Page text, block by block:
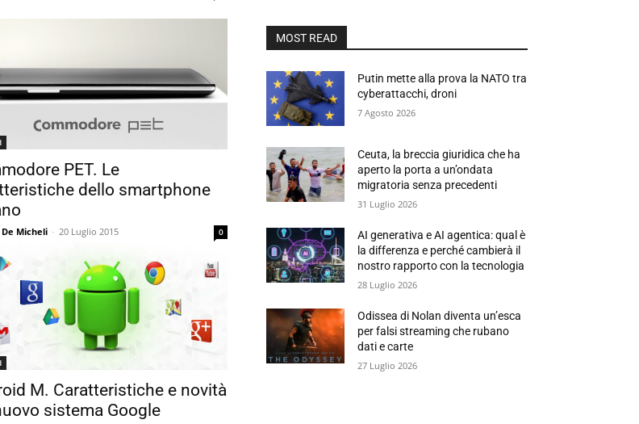
PET. Le
dello smartphone
Micheli - 20 Luglio 2015 0
M. Caratteristiche e novità
sistema Google
MOST READ
Putin mette alla prova la NATO tra
cyberattacchi, droni
7 Agosto 2026
Ceuta, la breccia giuridica che ha
aperto la porta a un’ondata
migratoria senza precedenti
31 Luglio 2026
AI generativa e AI agentica: qual è
la differenza e perché cambierà il
nostro rapporto con la tecnologia
28 Luglio 2026
Odissea di Nolan diventa un’esca
per falsi streaming che rubano
dati e carte
27 Luglio 2026